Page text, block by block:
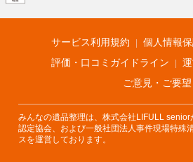
不動産・住宅
不動産査定 マンション専門売却査定 不動
不動産アーカイブ
空き家バンク 家賃相場
不動産用語集 住まいのお役立ち情報
アプリ 不動産データ 不動産転
サービス利用規約
個人情報
評価・口コミガイドライン
ご意見・ご要望
みんなの遺品整理は、株式会社LIFULL
認定協会、および一般社団法人事件現場特殊
スを運営しております。